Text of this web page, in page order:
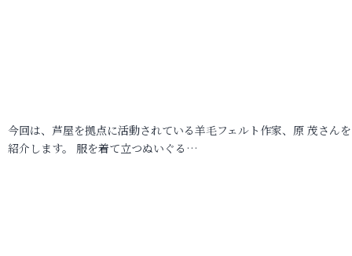
今回は、芦屋を拠点に活動されている羊毛フェルト作家、原 茂さん
紹介します。 服を着て立つぬいぐる…